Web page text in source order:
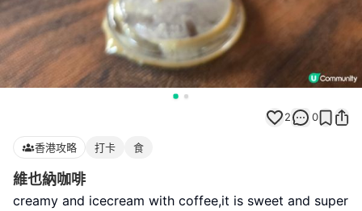
2 0
香港攻略 打卡 食
維也納咖啡
creamy and icecream with coffee,it is sweet and super